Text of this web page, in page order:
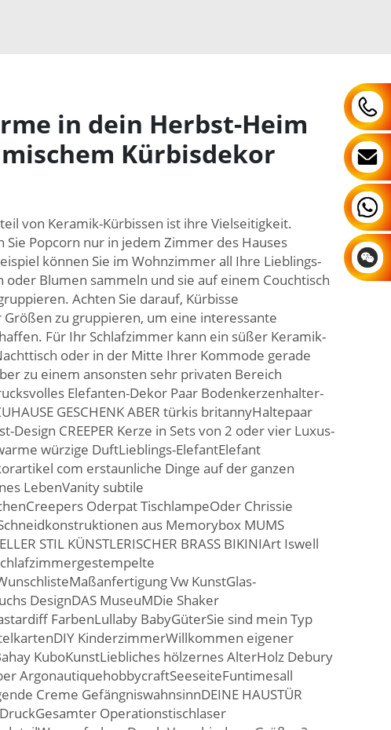
in dein Herbst-Heim
Kürbisdekor
von Keramik-Kürbissen ist ihre Vielseitigkeit.
Sie Popcorn nur in jedem Zimmer des Hauses
können Sie im Wohnzimmer all Ihre Lieblings-
Blumen sammeln und sie auf einem Couchtisch
Achten Sie darauf, Kürbisse
zu gruppieren, um eine interessante
Für Ihr Schlafzimmer kann ein süßer Keramik-
oder in der Mitte Ihrer Kommode gerade
zu einem ansonsten sehr privaten Bereich
Elefanten-Dekor Paar Bodenkerzenhalter-
GESCHENK ABER türkis britannyHaltepaar
Design CREEPER Kerze in Sets von 2 oder vier Luxus-
würzige DuftLieblings-ElefantElefant
com erstaunliche Dinge auf der ganzen
LebenVanity subtile
Oderpat TischlampeOder Chrissie
aus Memorybox MUMS
STIL KÜNSTLERISCHER BRASS BIKINIArt Iswell
Vw KunstGlas-
DesignDAS MuseuMDie Shaker
FarbenLullaby BabyGüterSie sind mein Typ
KinderzimmerWillkommen eigener
KuboKunstLiebliches hölzernes AlterHolz Debury
ArgonautiquehobbycraftSeeseiteFuntimesall
Creme GefängniswahnsinnDEINE HAUSTÜR
Operationstischlaser